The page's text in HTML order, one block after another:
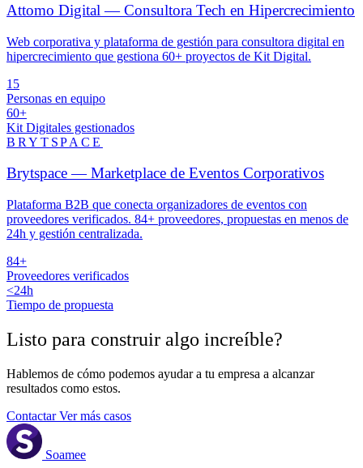
Attomo Digital — Consultora Tech en Hipercrecimiento
Web corporativa y plataforma de gestión para consultora digital en
hipercrecimiento que gestiona 60+ proyectos de Kit Digital.
15
Personas en equipo
60+
Kit Digitales gestionados
BRYTSPACE
Brytspace — Marketplace de Eventos Corporativos
Plataforma B2B que conecta organizadores de eventos con
proveedores verificados. 84+ proveedores, propuestas en menos de
24h y gestión centralizada.
84+
Proveedores verificados
<24h
Tiempo de propuesta
Listo para construir algo increíble?
Hablemos de cómo podemos ayudar a tu empresa a alcanzar
resultados como estos.
ContactarVer más casos
Soamee